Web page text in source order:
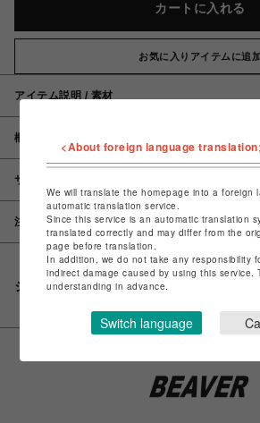
カートに入れる
お気に入りアイテムに追
アイテム説明 / 素材
概要
サイズ
注意事項
シェアする
<About foreign language
We will translate the homepage into a foreign
automatic translation service.
Since this service is an automatic translation
translated correctly and may differ from the
page before translation.
In addition, we do not take any responsibility
indirect damage caused by using this service.
understanding in advance.
Switch language